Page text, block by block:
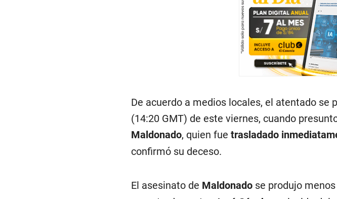
De acuerdo a medios locales, el atentado se
Maldonado, quien fuetrasladado
confirmó su deceso.
El asesinato deMaldonado
situado en la sureña provincia andina de